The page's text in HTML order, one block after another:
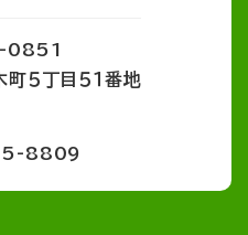
0851
５丁目５１番地
8809